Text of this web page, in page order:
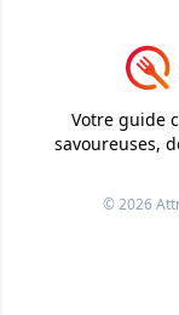
Votre guide
savoureuses,
© 2026